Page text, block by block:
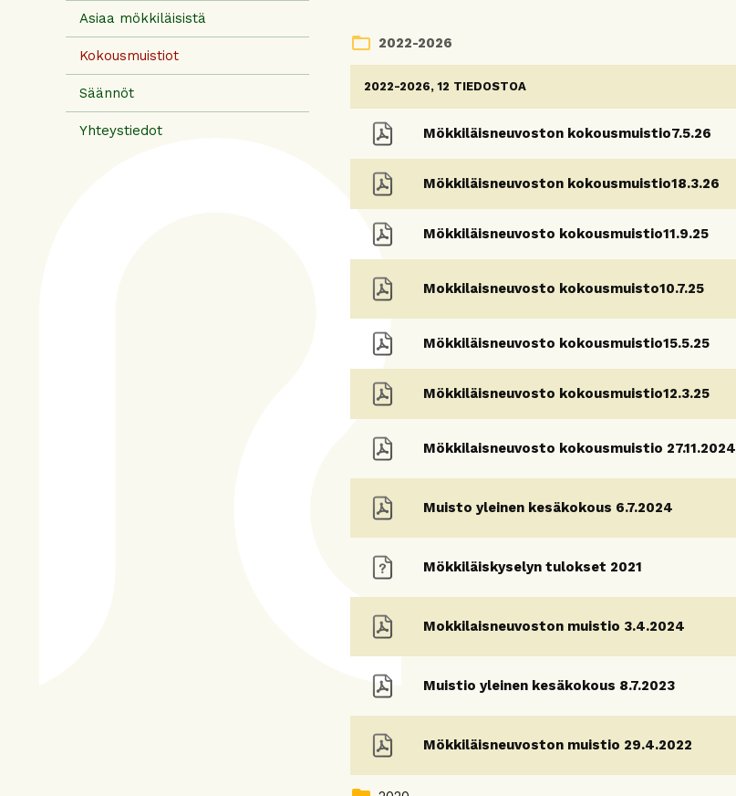
Asiaa mökkiläisistä
Kokousmuistiot
Säännöt
Yhteystiedot
folder_open 2022-2026
2022-2026, 12 TIEDOSTOA
Mökkiläisneuvoston kokousmuistio7.5.26
Mökkiläisneuvoston kokousmuistio18.3.26
Mökkiläisneuvosto kokousmuistio11.9.25
Mokkilaisneuvosto kokousmuisto10.7.25
Mökkiläisneuvosto kokousmuistio15.5.25
Mökkiläisneuvosto kokousmuistio12.3.25
Mökkilaisneuvosto kokousmuistio 27.11.2024
Muisto yleinen kesäkokous 6.7.2024
Mökkiläiskyselyn tulokset 2021
Mokkilaisneuvoston muistio 3.4.2024
Muistio yleinen kesäkokous 8.7.2023
Mökkiläisneuvoston muistio 29.4.2022